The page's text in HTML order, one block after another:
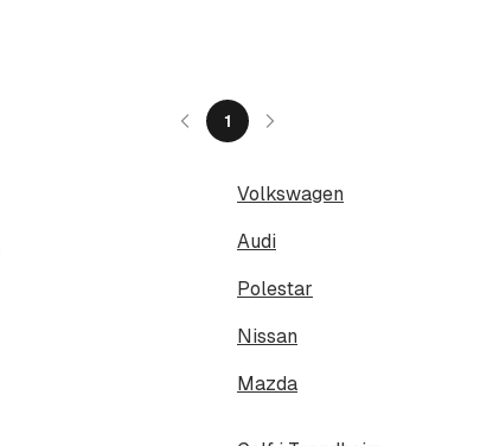
1
Volkswagen
Audi
Polestar
Nissan
Mazda